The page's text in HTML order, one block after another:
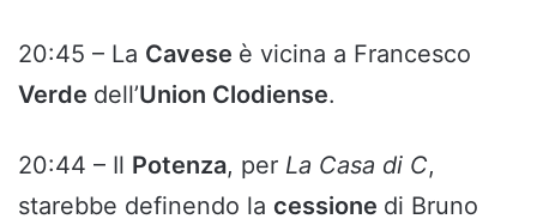
20:45 – La Cavese è vicina a Francesco
Verde dell’Union Clodiense.
20:44 – Il Potenza, per La Casa di C,
starebbe definendo la cessione di Bruno